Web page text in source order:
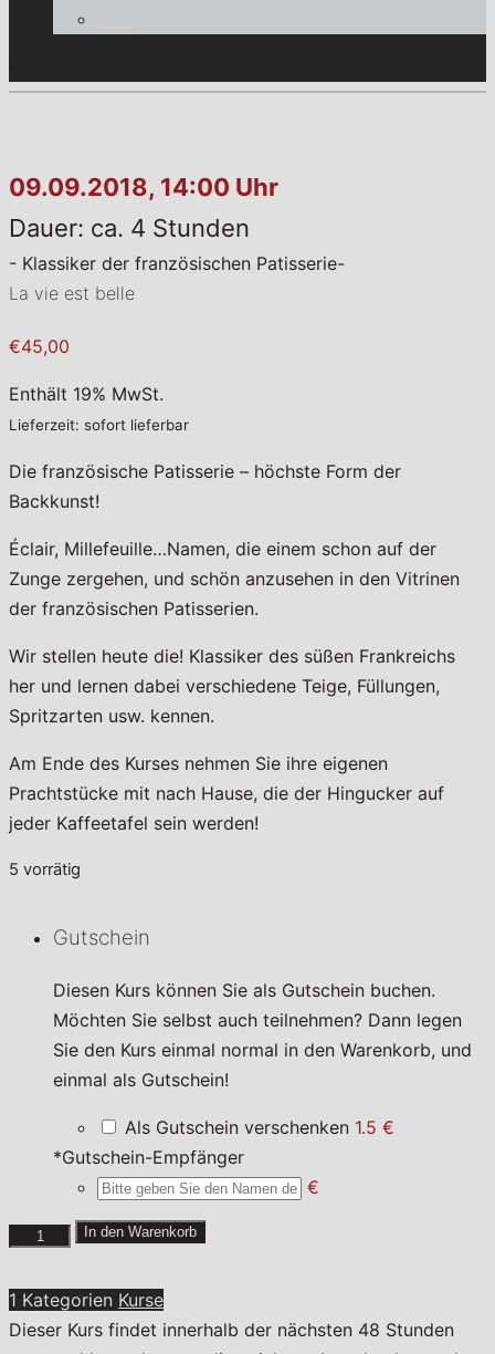
09.09.2018, 14:00 Uhr
Dauer: ca. 4 Stunden
- Klassiker der französischen Patisserie-
La vie est belle
€45,00
Enthält 19% MwSt.
Lieferzeit: sofort lieferbar
Die französische Patisserie – höchste Form der
Backkunst!
Éclair, Millefeuille…Namen, die einem schon auf der
Zunge zergehen, und schön anzusehen in den Vitrinen
der französischen Patisserien.
Wir stellen heute die! Klassiker des süßen Frankreichs
her und lernen dabei verschiedene Teige, Füllungen,
Spritzarten usw. kennen.
Am Ende des Kurses nehmen Sie ihre eigenen
Prachtstücke mit nach Hause, die der Hingucker auf
jeder Kaffeetafel sein werden!
5 vorrätig
Gutschein
Diesen Kurs können Sie als Gutschein buchen.
Möchten Sie selbst auch teilnehmen? Dann legen
Sie den Kurs einmal normal in den Warenkorb, und
einmal als Gutschein!
Als Gutschein verschenken 1.5 €
*Gutschein-Empfänger
€
est
belle
In den Warenkorb
1 Kategorien Kurse
Dieser Kurs findet innerhalb der nächsten 48 Stunden